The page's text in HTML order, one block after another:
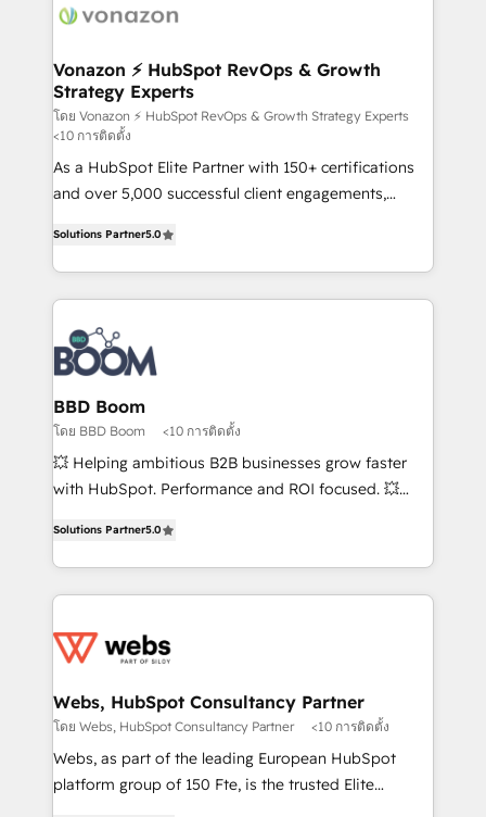
day one, our team takes the time to deeply
strategies that deliver impactful results. Our mission
is to empower you to unlock HubSpot’s full potential
—faster. Through expert training, unmatched
responsiveness, and ongoing support, we equip
your team to adopt new systems with confidence
and achieve a unified, data-driven approach to
Vonazon ⚡ HubSpot RevOps & Growth
Strategy Experts
โดย Vonazon ⚡ HubSpot RevOps & Growth Strategy Experts
<10 การติดตั้ง
As a HubSpot Elite Partner with 150+ certifications
and over 5,000 successful client engagements,
measurable, scalable growth. From onboarding to
enterprise-grade campaigns, our in-house team
builds scalable strategies that drive long-term
revenue. ⚙️ HubSpot Integration & Optimization •
Seamless CRM, CMS, and automation setup •
Complex platform migrations and data cleanups •
Custom APIs and third-party integrations 📈 End-to-
End Revenue Acceleration • Lifecycle marketing and
pipeline growth programs • Sales enablement tools
and CRM optimization • Retention strategies with
Execution • 750+ onboardings and 2,000+
implementations • Deep expertise across marketing,
Solutions Partner5.0
BBD Boom
โดย BBD Boom <10 การติดตั้ง
💥 Helping ambitious B2B businesses grow faster
with HubSpot. Performance and ROI focused. 💥
to HubSpot Better. We work with your teams to
solve all your HubSpot challenges and improve user
adoption, sales process and marketing results.
the first time 🔧 Designing and optimising your
and build using HubSpot 🔌 Integrating HubSpot
with other systems 🎓 Training your teams to be
HubSpot pros 📊 Lead generation services using
HubSpot Why us? - SIX HubSpot Accreditations -
Solutions Partner5.0
Webs, HubSpot Consultancy Partner
โดย Webs, HubSpot Consultancy Partner <10 การติดตั้ง
Webs, as part of the leading European HubSpot
platform group of 150 Fte, is the trusted Elite